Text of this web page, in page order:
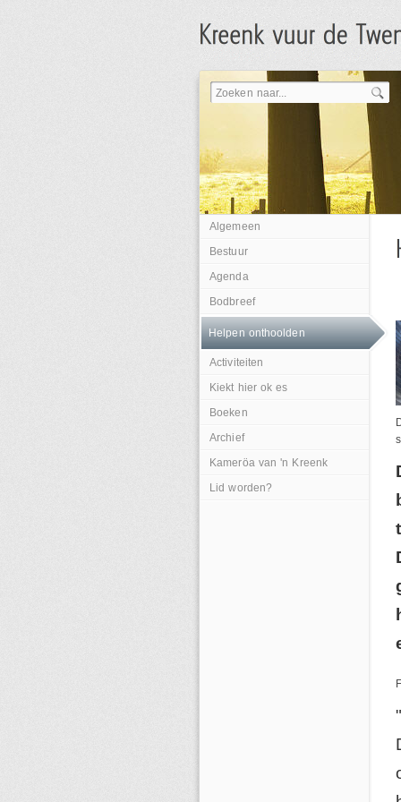
Algemeen
Bestuur
Agenda
Bodbreef
Helpen onthoolden
Activiteiten
Kiekt hier ok es
Boeken
Archief
Kameröa van 'n Kreenk
Lid worden?